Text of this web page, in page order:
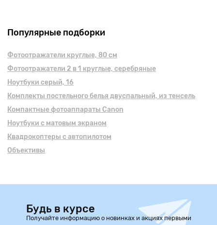
Популярные подборки
Фотоотражатели круглые, 80 см
Фотоотражатели 2 в 1 круглые, серебряные
Ноутбуки серый, 16
Комплекты постельного белья двуспальный, из тенсель
Компактные фотоаппараты Canon
Ноутбуки с матовым экраном
Квадрокоптеры с автопилотом
Объективы
Будь в курсе
Получайте информацию о новинках и акциях первыми